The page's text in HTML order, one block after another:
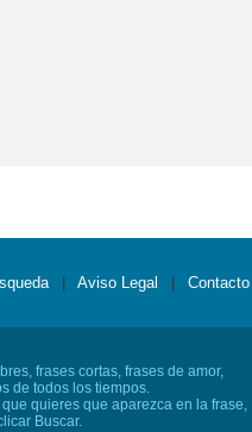
Aviso Legal Contacto
frases cortas, frases de amor,
de todos los tiempos.
quieres que aparezca en la frase,
Buscar.